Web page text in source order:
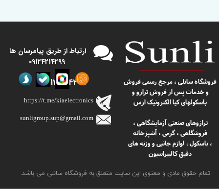
​​فروشگاه سانلی ، مرجع رسمی فروش
و خدمات پس از فروش ترازو و
باسکولهای کیا الکترونیک ارس
ترازوهای صنعتی آزمایشگاهی ،
فروشگاهی ، گرمی ، آشپزخانه
، باسکول، لوازم جانبی و وزنه های
دقیق کالیبراسیون
تمام حقوق مادی و معنوی این سایت متعلق به فروشگاه سانلی می باشد.
sunligroup.sup@gmail.com​​​​​​​
https://t.me/kiaelectronics
​​ارتباط از طریق پیامرسان ها
09124214299
09124214299